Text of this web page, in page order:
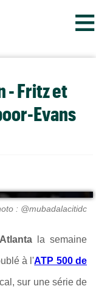
≡
- Fritz et
Evans
: @mubadalacitidc
la semaine
à l'ATP 500 de
sur une série de